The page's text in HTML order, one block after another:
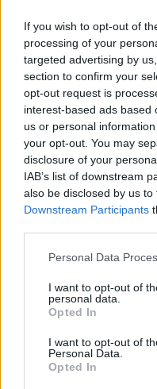
If you wish to opt-out of
processing of your
targeted advertising by
section to confirm your
opt-out request is
interest-based ads based
us or personal
your opt-out. You may
disclosure of your
IAB’s list of downstream
also be disclosed by us
Downstream Participants
Personal Data
I want to opt-out of
personal data.
Opted In
I want to opt-out of
Personal Data.
Opted In
ΣτηνTeleport Services
σε εμπειρία.
Σχεδιάζουμε και
εκπαιδεύουν και
άνθρωπο.